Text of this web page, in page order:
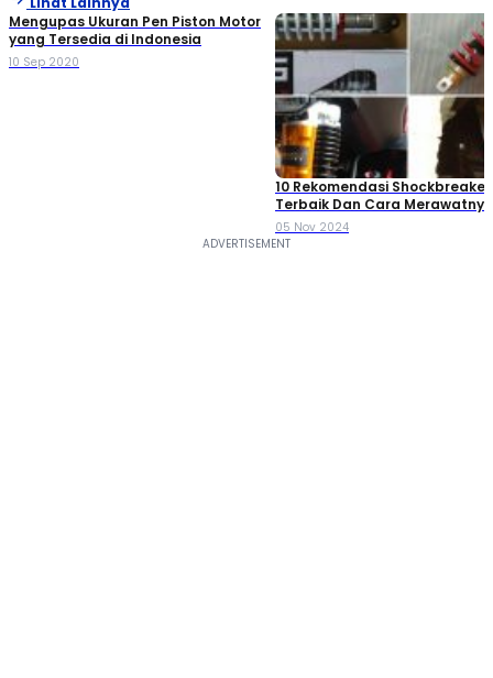
Mengupas Ukuran Pen Piston Motor
yang Tersedia di Indonesia
10 Sep 2020
10 Rekomendasi
Terbaik Dan Cara
Mana?
05 Nov 2024